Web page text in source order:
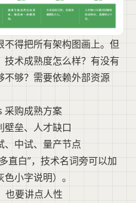
得把所有架构图画上。但
术成熟度怎么样？有没有
不够？需要依赖外部资源
采购成熟方案
壁垒、人才缺口
、中试、量产节点
直白”，技术名词旁可以加
小字说明）。
也要讲点人性